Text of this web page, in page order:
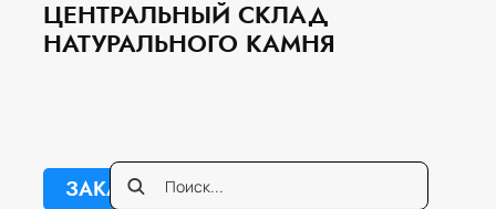
ЦЕНТРАЛЬНЫЙ СКЛАД
НАТУРАЛЬНОГО КАМНЯ
ЗАКАЗАТЬ ЗВОНОК